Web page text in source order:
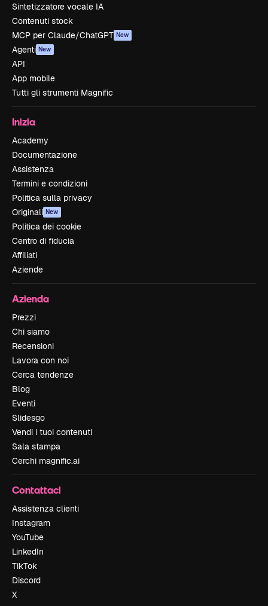
Sintetizzatore vocale IA
Contenuti stock
MCP per Claude/ChatGPT New
Agenti New
API
App mobile
Tutti gli strumenti Magnific
Inizia
Academy
Documentazione
Assistenza
Termini e condizioni
Politica sulla privacy
Originali New
Politica dei cookie
Centro di fiducia
Affiliati
Aziende
Azienda
Prezzi
Chi siamo
Recensioni
Lavora con noi
Cerca tendenze
Blog
Eventi
Slidesgo
Vendi i tuoi contenuti
Sala stampa
Cerchi magnific.ai
Contattaci
Assistenza clienti
Instagram
YouTube
LinkedIn
TikTok
Discord
X